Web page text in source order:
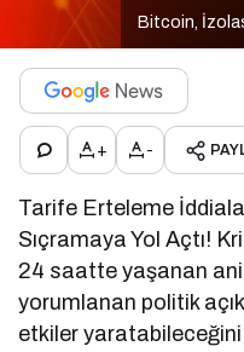
Bitcoin,
+ -
Tarife Erteleme
Sıçramaya Yol Açtı!
24 saatte yaşanan ani
yorumlanan politik
etkiler